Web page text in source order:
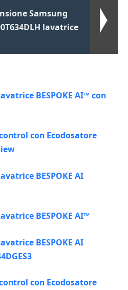
Samsung
lavatrice
BESPOKE AI™ con
con Ecodosatore
BESPOKE AI
BESPOKE AI™
BESPOKE AI
con Ecodosatore